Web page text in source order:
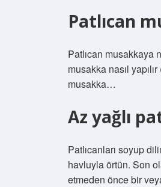
Patlıcan
Patlıcan musakkaya
musakka nasıl
musakka…
Az yağlı
Patlıcanları soyup
havluyla örtün. Son
etmeden önce bir